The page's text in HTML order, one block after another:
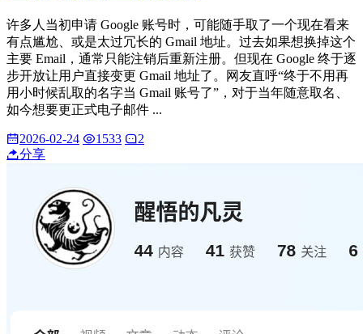
许多人当初申请 Google 账号时，可能随手取了一个现在看来
有点尴尬、或是太过冗长的 Gmail 地址。过去如果想换掉这个
主要 Email，通常只能注销后重新注册。但现在 Google 终于逐
步开放让用户直接变更 Gmail 地址了。网友直呼“终于不用再
用小时候乱取的名字当 Gmail 账号了”，对于当年随意取名、
如今想要更正式电子邮件 ...
2026-02-24 1533
2
分享